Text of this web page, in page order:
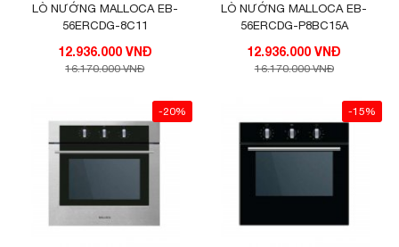
LÒ NƯỚNG MALLOCA EB-
56ERCDG-8C11
12.936.000 VNĐ
16.170.000 VNĐ
LÒ NƯỚNG MALLOCA EB-
56ERCDG-P8BC15A
12.936.000 VNĐ
16.170.000 VNĐ
-20% -15%